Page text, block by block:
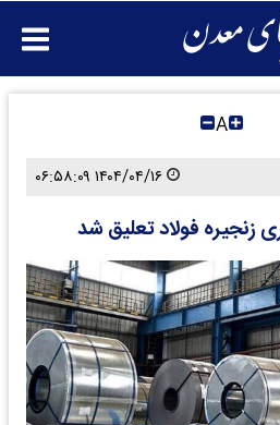
A
زنجیره فولاد تعلیق شد